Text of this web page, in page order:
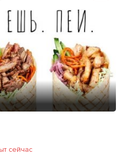
сейчас